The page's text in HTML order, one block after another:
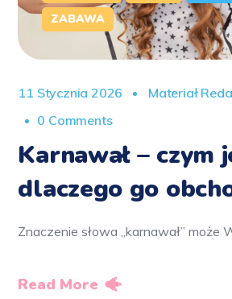
ZABAWA
11 Stycznia 2026
Materiał
0 Comments
Karnawał – czym
dlaczego go
Znaczenie słowa „karnawał” może
Read More